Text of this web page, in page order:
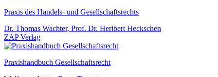
Praxis des Handels- und Gesellschaftsrechts
Dr. Thomas Wachter, Prof. Dr. Heribert Heckschen
ZAP Verlag
Praxishandbuch Gesellschaftsrecht